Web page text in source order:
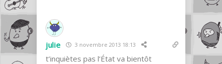
julie 3 novembre 2013 18:13
t’inquiètes pas l’État va bientôt